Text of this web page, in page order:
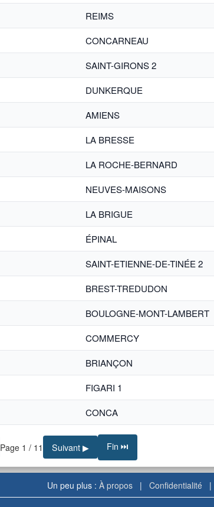
REIMS
CONCARNEAU
SAINT-GIRONS 2
DUNKERQUE
AMIENS
LA BRESSE
LA ROCHE-BERNARD
NEUVES-MAISONS
LA BRIGUE
ÉPINAL
SAINT-ETIENNE-DE-TINÉE 2
BREST-TREDUDON
BOULOGNE-MONT-LAMBERT
COMMERCY
BRIANÇON
FIGARI 1
CONCA
Page 1 / 11 Suivant ▶ Fin ⏭
Un peu plus : À propos | Confidentialité |